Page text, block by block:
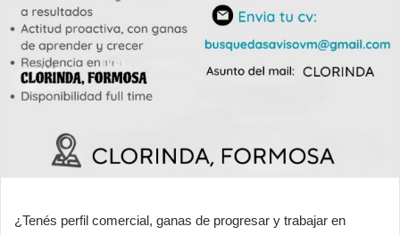
¿Tenés perfil comercial, ganas de progresar y trabajar en